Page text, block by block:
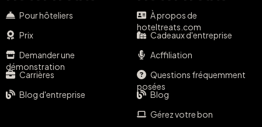
Pour hôteliers
Prix
Demander une
démonstration
Carrières
Blog d'entreprise
À propos de
hoteltreats.com
Cadeaux d'entreprise
Acffiliation
Questions fréquemment
posées
Blog
Gérez votre bon